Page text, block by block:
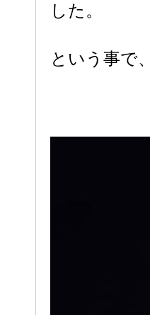
した。
という事で